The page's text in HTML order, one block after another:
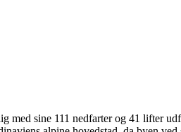
sine 111 nedfarter og 41 lifter